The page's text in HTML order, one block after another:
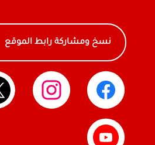
نسخ ومشاركة رابط الموقع